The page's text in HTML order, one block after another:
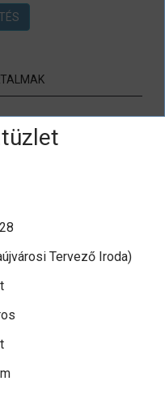
Tervező Iroda)